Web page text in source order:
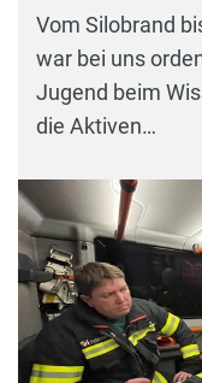
Vom Silobrand
war bei uns
Jugend beim
die Aktiven…